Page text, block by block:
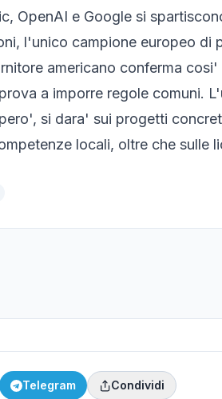
OpenAI e Google si
l'unico campione europeo di
americano conferma
a imporre regole comuni.
si dara' sui progetti
locali, oltre che sulle
Telegram Condividi